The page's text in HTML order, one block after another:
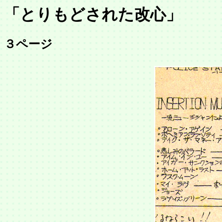
「とりもどされた改心」
３ページ